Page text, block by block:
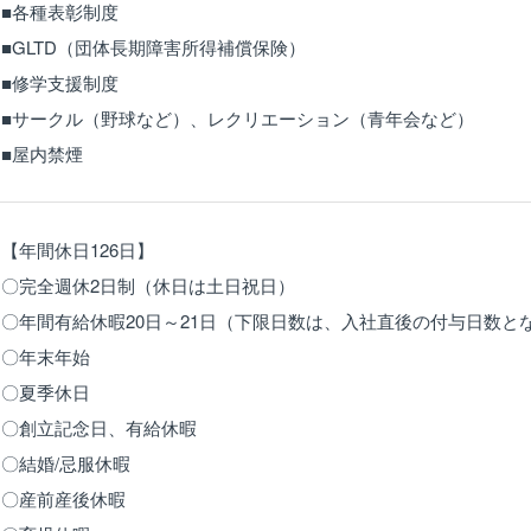
■各種表彰制度
■GLTD（団体長期障害所得補償保険）
■修学支援制度
■サークル（野球など）、レクリエーション（青年会など）
■屋内禁煙
【年間休日126日】
〇完全週休2日制（休日は土日祝日）
〇年間有給休暇20日～21日（下限日数は、入社直後の付与日数と
〇年末年始
〇夏季休日
〇創立記念日、有給休暇
〇結婚/忌服休暇
〇産前産後休暇